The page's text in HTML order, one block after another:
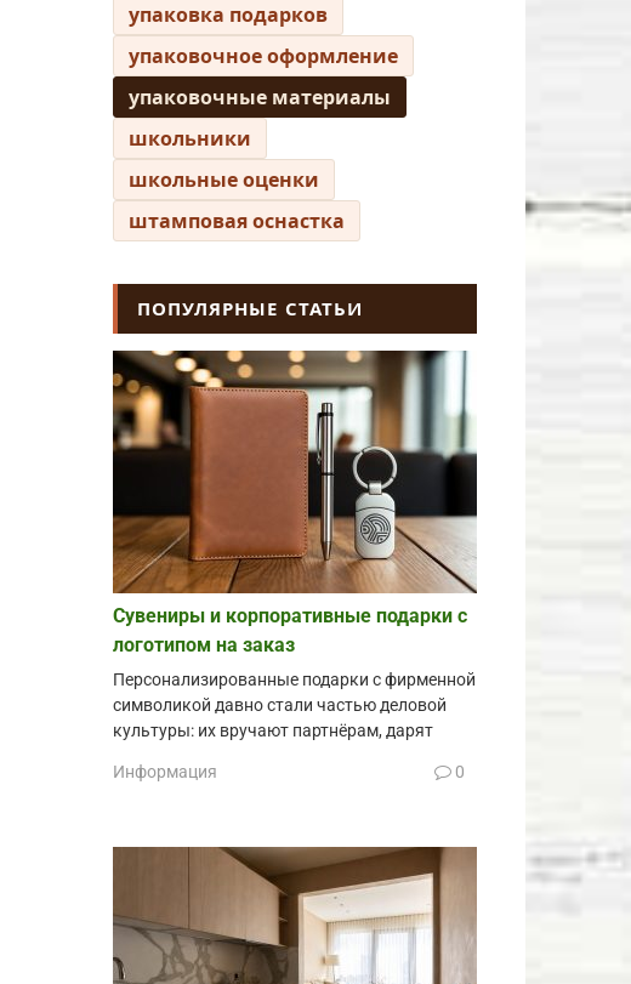
упаковка подарков
упаковочное оформление
упаковочные материалы
школьники
школьные оценки
штамповая оснастка
ПОПУЛЯРНЫЕ СТАТЬИ
Сувениры и корпоративные подарки с
логотипом на заказ
Персонализированные подарки с фирменной
символикой давно стали частью деловой
культуры: их вручают партнёрам, дарят
Информация 0